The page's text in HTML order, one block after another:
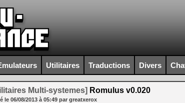
Utilitaires Traductions Divers
Multi-systemes] Romulus v0.020
le 06/08/2013 à 05:49 par greatxerox